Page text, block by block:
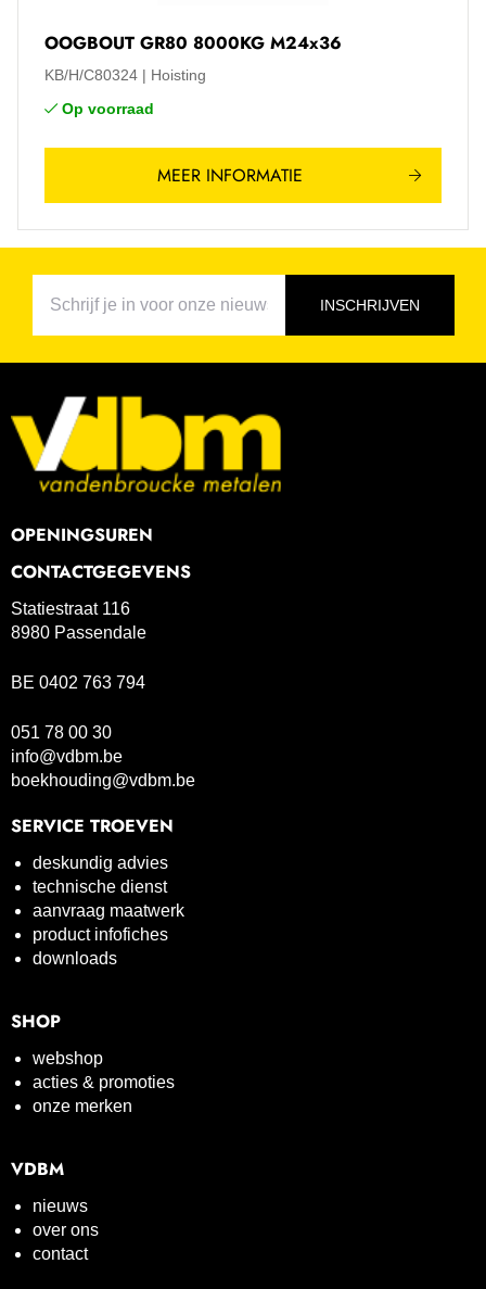
OOGBOUT GR80 8000KG M24x36
KB/H/C80324
Hoisting
Op voorraad
MEER INFORMATIE
INSCHRIJVEN
OPENINGSUREN
CONTACTGEGEVENS
Statiestraat 116
8980 Passendale
BE 0402 763 794
051 78 00 30
info@vdbm.be
boekhouding@vdbm.be
SERVICE TROEVEN
deskundig advies
technische dienst
aanvraag maatwerk
product infofiches
downloads
SHOP
webshop
acties & promoties
onze merken
VDBM
nieuws
over ons
contact